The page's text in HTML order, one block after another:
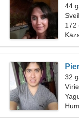
44
172
32